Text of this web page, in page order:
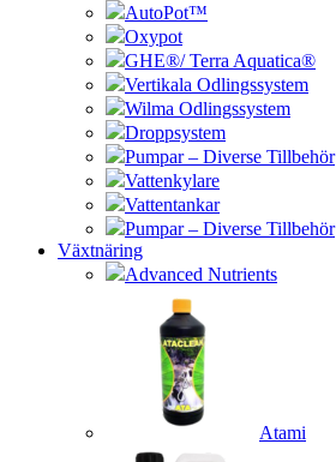
AutoPot™
Oxypot
GHE®/ Terra Aquatica®
Vertikala Odlingssystem
Wilma Odlingssystem
Droppsystem
Pumpar – Diverse Tillbehör
Vattenkylare
Vattentankar
Pumpar – Diverse Tillbehör
Växtnäring
Advanced Nutrients
Atami